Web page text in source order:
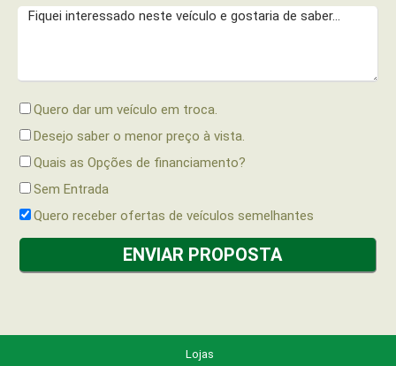
Quero dar um veículo em troca.
Desejo saber o menor preço à vista.
Quais as Opções de financiamento?
Sem Entrada
Quero receber ofertas de veículos semelhantes
Lojas